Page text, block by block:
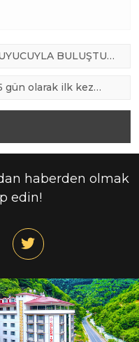
BULUŞTU…
gün olarak ilk kez
haberden olmak
edin!